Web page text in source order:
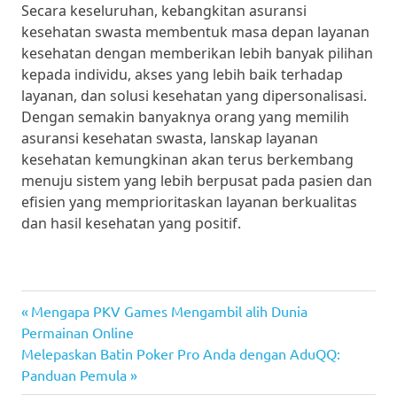
Secara keseluruhan, kebangkitan asuransi
kesehatan swasta membentuk masa depan layanan
kesehatan dengan memberikan lebih banyak pilihan
kepada individu, akses yang lebih baik terhadap
layanan, dan solusi kesehatan yang dipersonalisasi.
Dengan semakin banyaknya orang yang memilih
asuransi kesehatan swasta, lanskap layanan
kesehatan kemungkinan akan terus berkembang
menuju sistem yang lebih berpusat pada pasien dan
efisien yang memprioritaskan layanan berkualitas
dan hasil kesehatan yang positif.
games
Post
navigation
Previous
Post:
Mengapa PKV Games Mengambil alih Dunia
Permainan Online
Next
Post:
Melepaskan Batin Poker Pro Anda dengan AduQQ:
Panduan Pemula